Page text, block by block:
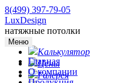
8(499) 397-79-05
LuxDesign
натяжные потолки
Меню
Главная
О компании
Калькулятор
Цены
Галерея